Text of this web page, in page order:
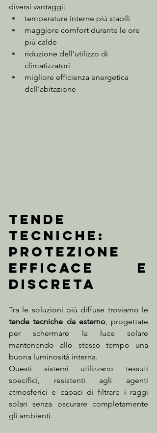
diversi vantaggi:
temperature interne più stabili
maggiore comfort durante le ore
più calde
riduzione dell’utilizzo di
climatizzatori
migliore efficienza energetica
dell’abitazione
Tende
tecniche:
protezione
efficace e
discreta
tende tecniche da esterno, progettate
per schermare la luce solare
mantenendo allo stesso tempo una
buona luminosità interna.
Questi sistemi utilizzano tessuti
specifici, resistenti agli agenti
atmosferici e capaci di filtrare i raggi
solari senza oscurare completamente
gli ambienti.